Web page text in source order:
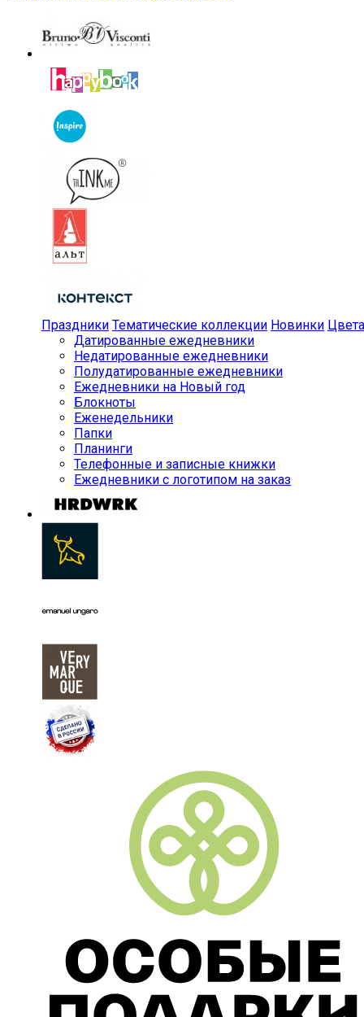
Праздники Тематические коллекции Новинки Цвета
Датированные ежедневники
Недатированные ежедневники
Полудатированные ежедневники
Ежедневники на Новый год
Блокноты
Еженедельники
Папки
Планинги
Телефонные и записные книжки
Ежедневники с логотипом на заказ